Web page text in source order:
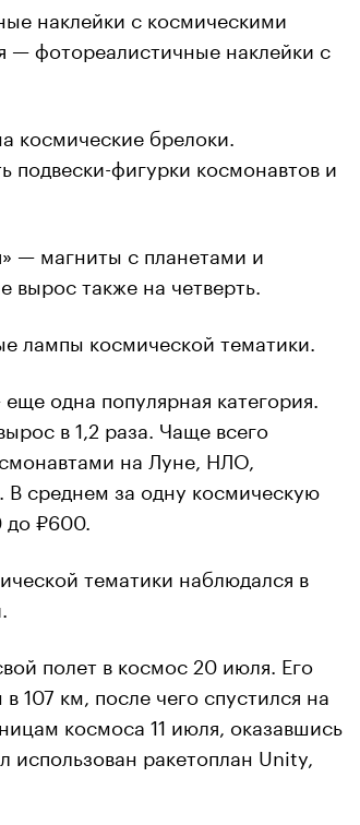
наклейки с космическими
— фотореалистичные наклейки с
космические брелоки.
подвески-фигурки космонавтов и
— магниты с планетами и
также на четверть.
лампы космической тематики.
одна популярная категория.
в 1,2 раза. Чаще всего
на Луне, НЛО,
среднем за одну космическую
до ₽600.
тематики наблюдался в
полет в космос 20 июля. Его
107 км, после чего спустился на
космоса 11 июля, оказавшись
ракетоплан Unity,